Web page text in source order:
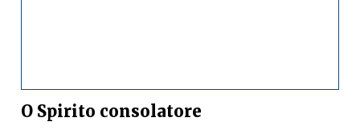
O Spirito consolatore